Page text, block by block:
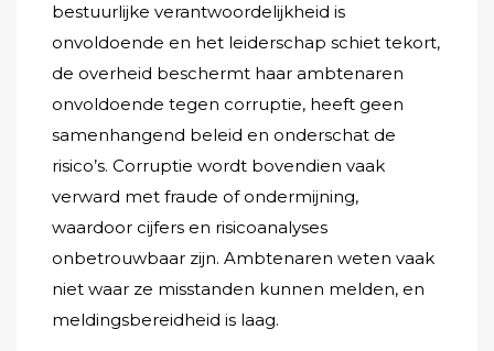
bestuurlijke verantwoordelijkheid is
onvoldoende en het leiderschap schiet tekort,
de overheid beschermt haar ambtenaren
onvoldoende tegen corruptie, heeft geen
samenhangend beleid en onderschat de
risico’s. Corruptie wordt bovendien vaak
verward met fraude of ondermijning,
waardoor cijfers en risicoanalyses
onbetrouwbaar zijn. Ambtenaren weten vaak
niet waar ze misstanden kunnen melden, en
meldingsbereidheid is laag.